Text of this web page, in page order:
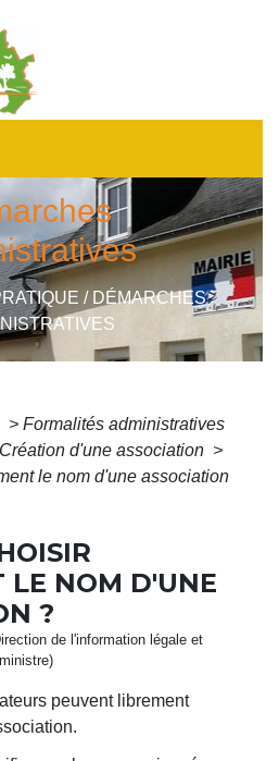
/ DÉMARCHES
> Formalités administratives
Création d'une association >
le nom d'une association
LE NOM D'UNE
?
de l'information légale et
peuvent librement